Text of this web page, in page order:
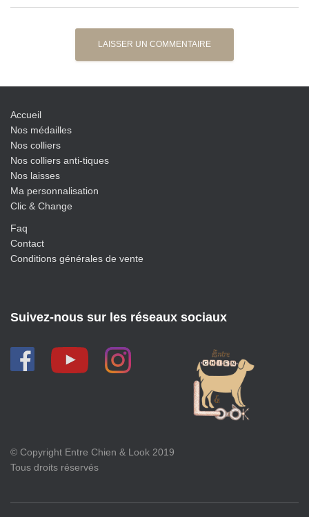
Accueil
Nos médailles
Nos colliers
Nos colliers anti-tiques
Nos laisses
Ma personnalisation
Clic & Change
Faq
Contact
Conditions générales de vente
Suivez-nous sur les réseaux sociaux
© Copyright Entre Chien & Look 2019
Tous droits réservés